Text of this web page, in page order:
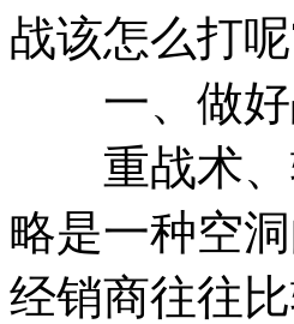
战该怎么打
一、做好
重战术、
略是一种空
经销商往往